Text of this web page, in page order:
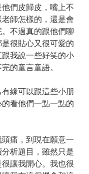
們皮歸皮，嘴上不
師怎樣的，還是會
不過真的跟他們聊
很貼心又很可愛的
我說一些好笑的小
的童言童語。
緣可以跟這些小朋
看他們一點一點的
痛，到現在願意一
析題目，雖然只是
讓我開心。我也很